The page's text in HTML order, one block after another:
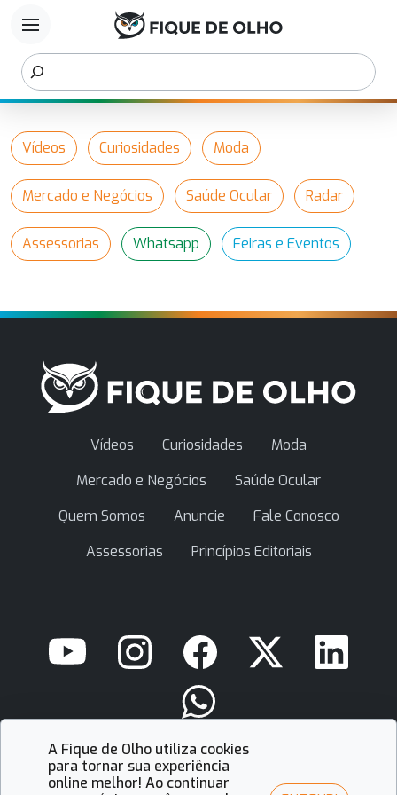
menu
Vídeos Curiosidades Moda
Mercado e Negócios Saúde Ocular Radar
Assessorias Whatsapp Feiras e Eventos
Vídeos Curiosidades
Moda
Mercado e Negócios
Saúde Ocular
Quem Somos
Anuncie
Fale Conosco
Assessorias
Princípios Editoriais
contato@fiquedeolho.com.br
A Fique de Olho utiliza cookies
para tornar sua experiência
online melhor! Ao continuar